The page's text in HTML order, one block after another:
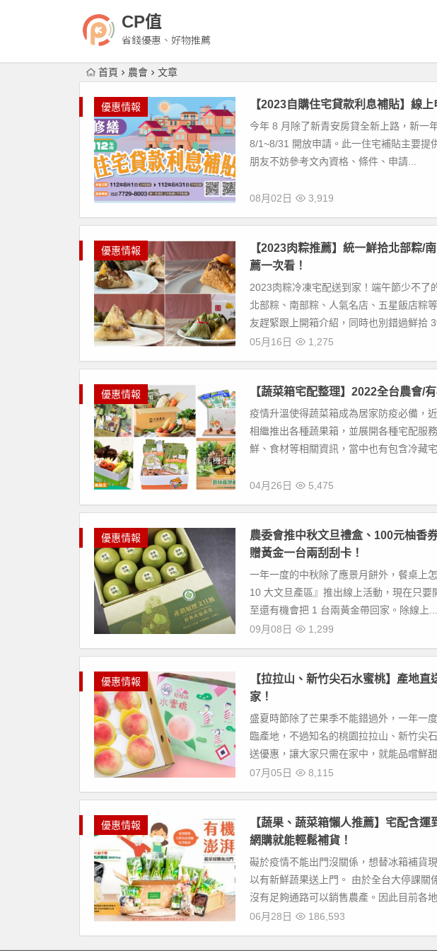
CP值
省錢優惠、好物推薦
首頁 農會 文章
優惠情報 【2023自購住宅貸款利息補貼】線
今年 8 月除了新青安房貸全新上路，新一
8/1~8/31 開放申請。此一住宅補貼主要提
朋友不妨參考文內資格、條件、申請...
08月02日 3,919
優惠情報
【2023肉粽推薦】統一鮮拾北部粽/
薦一次看！
2023肉粽冷凍宅配送到家！端午節少不了
北部粽、南部粽、人氣名店、五星飯店粽
友趕緊跟上開箱介紹，同時也別錯過鮮拾
05月16日
1,275
優惠情報 【蔬菜箱宅配整理】2022全台農會/
疫情升溫使得蔬菜箱成為居家防疫必備，
相繼推出各種蔬果箱，並展開各種宅配服
鮮、食材等相關資訊，當中也有包含冷藏
04月26日 5,475
優惠情報
農委會推中秋文旦禮盒、100元柚香
贈黃金一台兩刮刮卡！
一年一度的中秋除了應景月餅外，餐桌上
10 大文旦產區』推出線上活動，現在只
至還有機會把 1 台兩黃金帶回家。除線上...
09月08日
1,299
優惠情報
【拉拉山、新竹尖石水蜜桃】產地
家！
盛夏時節除了芒果季不能錯過外，一年一
臨產地，不過知名的桃園拉拉山、新竹尖
送優惠，讓大家只需在家中，就能品嚐鮮
07月05日
8,115
優惠情報
【蔬果、蔬菜箱懶人推薦】宅配含
網購就能輕鬆補貨！
礙於疫情不能出門沒關係，想替冰箱補貨
以有新鮮蔬果送上門。 由於全台大停課關
沒有足夠通路可以銷售農產。因此目前各地
06月28日
186,593